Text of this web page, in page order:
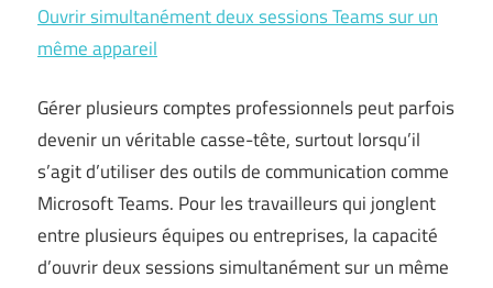
Ouvrir simultanément deux sessions Teams sur un
même appareil
Gérer plusieurs comptes professionnels peut parfois
devenir un véritable casse-tête, surtout lorsqu’il
s’agit d’utiliser des outils de communication comme
Microsoft Teams. Pour les travailleurs qui jonglent
entre plusieurs équipes ou entreprises, la capacité
d’ouvrir deux sessions simultanément sur un même